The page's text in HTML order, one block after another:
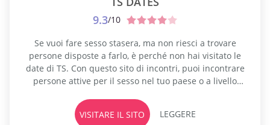
9.3/10
Se vuoi fare sesso stasera, ma non riesci a trovare
persone disposte a farlo, è perché non hai visitato le
date di TS. Con questo sito di incontri, puoi incontrare
persone attive per il sesso nel tuo paese o a livello
foto porno di queste persone che sono molto calde
come te ora. Se...
VISITARE IL SITO LEGGERE